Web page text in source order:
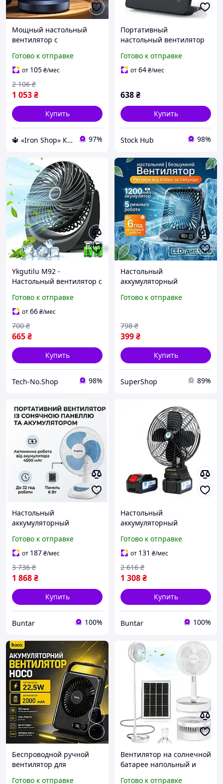
Мощный настольный
вентилятор с
пластиковый для дома и
офиса Вентиляторы для
квартиры
Готово к отправке
от 105₴/мес
1 053₴
2 106 ₴
Купить
🔱 «Iron Shop» Компетентность! Качество товара! Быстрая отправка! ✅ 97%
Портативный
настольный вентилятор
мАч бесшумный с 3
скоростями,
Готово к отправке
от64₴/мес
638₴
Купить
Stock Hub 98%
Ykgutilu M92 -
Настольный вентилятор с
воздуха, регулируемая
скорость, поворот на
360°, батарея 4000 мАг
Готово к отправке
от66₴/мес
665₴
700 ₴
Купить
Tech-No.Shop 98%
Настольный
аккумуляторный
регулируемой скоростью
для дома и офиса
Готово к отправке
399₴
798 ₴
Купить
SuperShop 89%
Настольный
аккумуляторный
регулируемой скоростью
и автовращением
Готово к отправке
от 187₴/мес
1 868₴
3 736 ₴
Купить
Buntar 100%
Настольный
аккумуляторный
регулируемой скоростью
21В
Готово к отправке
от 131 ₴/мес
1 308₴
2 616 ₴
Купить
Buntar 100%
Беспроводной ручной
вентилятор для
Готово к отправке
Вентилятор на солнечной
батарее напольный и
Готово к отправке